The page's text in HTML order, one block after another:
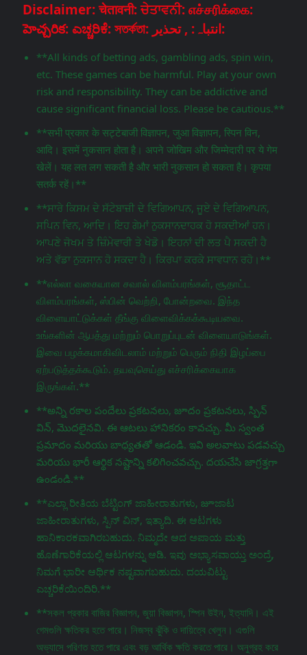
Disclaimer: चेतावनी: ਚੇਤਾਵਨੀ: எச்சரிக்கை:
హెచ్చరిక: ಎಚ್ಚರಿಕೆ: সতর্কতা: انتباہ: , تحذير:
**All kinds of betting ads, gambling ads, spin win,
etc. These games can be harmful. Play at your own
risk and responsibility. They can be addictive and
cause significant financial loss. Please be cautious.**
**सभी प्रकार के सट्टेबाजी विज्ञापन, जुआ विज्ञापन, स्पिन विन,
आदि। इसमें नुकसान होता है। अपने जोखिम और जिम्मेदारी पर ये गेम
खेलें। यह लत लग सकती है और भारी नुकसान हो सकता है। कृपया
सतर्क रहें।**
**ਸਾਰੇ ਕਿਸਮ ਦੇ ਸੱਟੇਬਾਜ਼ੀ ਦੇ ਵਿਗਿਆਪਨ, ਜੂਏ ਦੇ ਵਿਗਿਆਪਨ,
ਸਪਿਨ ਵਿਨ, ਆਦਿ। ਇਹ ਗੇਮਾਂ ਨੁਕਸਾਨਦਾਹਕ ਹੋ ਸਕਦੀਆਂ ਹਨ।
ਆਪਣੇ ਜੋਖਮ ਤੇ ਜ਼ਿੰਮੇਵਾਰੀ ਤੇ ਖੇਡੋ। ਇਹਨਾਂ ਦੀ ਲਤ ਪੈ ਸਕਦੀ ਹੈ
ਅਤੇ ਵੱਡਾ ਨੁਕਸਾਨ ਹੋ ਸਕਦਾ ਹੈ। ਕਿਰਪਾ ਕਰਕੇ ਸਾਵਧਾਨ ਰਹੋ।**
**எல்லா வகையான சவால் விளம்பரங்கள், சூதாட்ட
விளம்பரங்கள், ஸ்பின் வெற்றி, போன்றவை. இந்த
விளையாட்டுக்கள் தீங்கு விளைவிக்கக்கூடியவை.
உங்களின் ஆபத்து மற்றும் பொறுப்புடன் விளையாடுங்கள்.
இவை பழக்கமாகிவிடலாம் மற்றும் பெரும் நிதி இழப்பை
ஏற்படுத்தக்கூடும். தயவுசெய்து எச்சரிக்கையாக
இருங்கள்.**
**అన్ని రకాల పందేలు ప్రకటనలు, జూదం ప్రకటనలు, స్పిన్
విన్, మొదలైనవి. ఈ ఆటలు హానికరం కావచ్చు. మీ స్వంత
ప్రమాదం మరియు బాధ్యతతో ఆడండి. ఇవి అలవాటు పడవచ్చు
మరియు భారీ ఆర్థిక నష్టాన్ని కలిగించవచ్చు. దయచేసి జాగ్రತ್ತగా
ఉండండి.**
**ಎಲ್ಲಾ ರೀತಿಯ ಬೆಟ್ಟಿಂಗ್ ಜಾಹೀರಾತುಗಳು, జూಜಾಟ
ಜಾಹೀರಾತುಗಳು, ಸ್ಪಿನ್ ವಿನ್, ಇತ್ಯಾದಿ. ಈ ಆಟಗಳು
ಹಾನಿಕಾರಕವಾಗಿರಬಹುದು. ನಿಮ್ಮದೇ ಆದ ಅಪಾಯ ಮತ್ತು
ಹೊಣೆಗಾರಿಕೆಯಲ್ಲಿ ಆಟಗಳನ್ನು ಆಡಿ. ಇವು ಅಭ್ಯಾಸವಾಯ್ತು ಅಂದ್ರೆ,
ನಿಮಗೆ ಭಾರೀ ಆರ್ಥಿಕ ನಷ್ಟವಾಗಬಹುದು. ದಯವಿಟ್ಟು
ಎಚ್ಚರಿಕೆಯಿಂದಿರಿ.**
**সকল প্রকার বাজির বিজ্ঞাপন, জুয়া বিজ্ঞাপন, স্পিন উইন, ইত্যাদি। এই
গেমগুলি ক্ষতিকর হতে পারে। নিজস্ব ঝুঁকি ও দায়িত্বে খেলুন। এগুলি
অভ্যাসে পরিণত হতে পারে এবং বড় আর্থিক ক্ষতি করতে পারে। অনুগ্রহ করে